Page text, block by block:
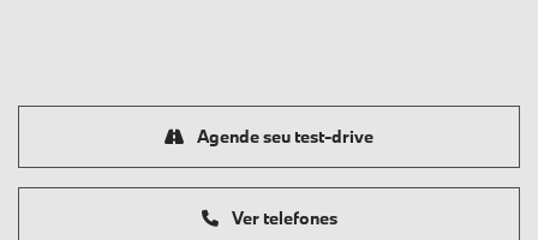
Ver telefones
Agende seu test-drive